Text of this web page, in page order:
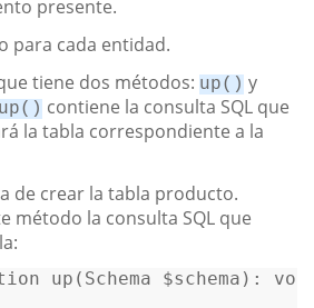
presente.
para cada entidad.
tiene dos métodos: up() y
up() contiene la consulta SQL que
la tabla correspondiente a la
de crear la tabla producto.
método la consulta SQL que
up (Schema $schema):